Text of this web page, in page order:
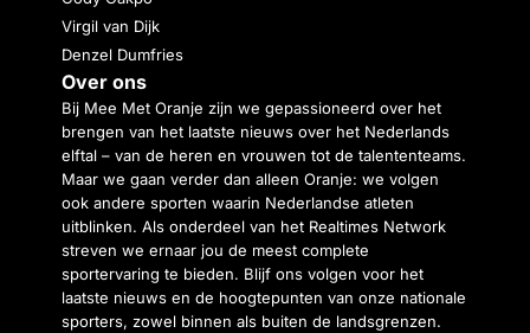
Virgil van Dijk
Denzel Dumfries
Over ons
Bij Mee Met Oranje zijn we gepassioneerd over het
brengen van het laatste nieuws over het Nederlands
elftal – van de heren en vrouwen tot de talententeams.
Maar we gaan verder dan alleen Oranje: we volgen
ook andere sporten waarin Nederlandse atleten
uitblinken. Als onderdeel van het Realtimes Network
streven we ernaar jou de meest complete
sportervaring te bieden. Blijf ons volgen voor het
laatste nieuws en de hoogtepunten van onze nationale
sporters, zowel binnen als buiten de landsgrenzen.